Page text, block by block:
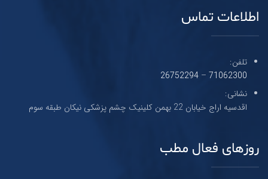
اطلاعات تماس
تلفن:
71062300
–
26752294
نشانی:
اقدسیه اراج خیابان 22 بهمن کلینیک چشم پزشکی نیکان طبقه سوم
روزهای فعال مطب